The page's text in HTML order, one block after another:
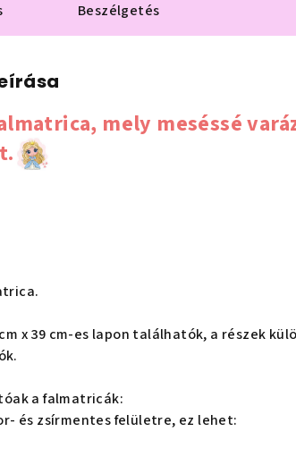
Beszélgetés
mely meséssé
x 39 cm-es lapon találhatók, a részek
a falmatricák:
és zsírmentes felületre, ez lehet: